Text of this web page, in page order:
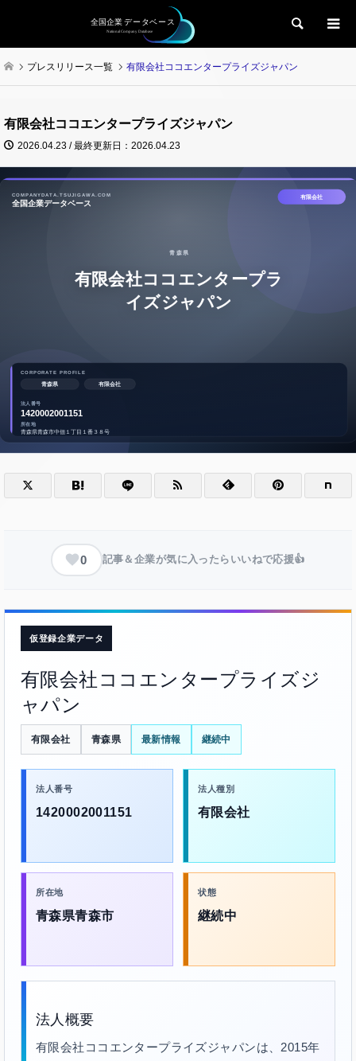
検索
プレスリリース一覧 有限会社ココエンタープライズジャパン
有限会社ココエンタープライズジャパン
2026.04.23 / 最終更新日：2026.04.23
0 記事＆企業が気に入ったらいいねで応援👍
仮登録企業データ
有限会社ココエンタープライズジ
ャパン
有限会社 青森県 最新情報 継続中
法人番号
1420002001151
法人種別
有限会社
所在地
青森県青森市
状態
継続中
法人概要
有限会社ココエンタープライズジャパンは、2015年